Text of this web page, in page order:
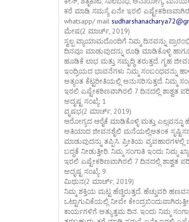
ಕರೆ ಮಾಡಿ ಸಮಸ್ಯೆ ಏನೇ ಇರಲಿ
whatsapp/ mail
ಮೇಷ(2 ಮಾರ್ಚ್, 2019)
ಸ್ವಲ್ಪ ವ್ಯಾಯಾಮದೊಂದಿಗೆ ನಿಮ್ಮ ದಿನವನ್ನು
ದಿನವೂ ಮಾಡುವುದನ್ನು ರೂಢಿ ಮಾಡಿಕೊಳ್ಳಿ ಹಾಗೂ
ಹೂಡಿಕೆ ಲಾಭ ಮತ್ತು ಸಮೃದ್ಧಿ ತರುತ್ತದೆ. ಗೃಹ
ಇಂದ್ರಿಯದ ಭಾವನೆಗಳು ನಿಮ್ಮ ಸಂಬಂಧವನ್ನು
ಅತ್ಯಂತ ಕೆಟ್ಟರೀತಿಯಲ್ಲಿ ಅನುಸರಿಸುತ್ತದೆ. ನಿಮ್ಮ
ಇರಲಿ ಎಷ್ಟೇಕಠಿಣವಾಗಿರಲಿ 7 ದಿನದಲ್ಲಿ ಶಾಶ್ವತ
ಅದೃಷ್ಟ ಸಂಖ್ಯೆ: 1
ವೃಷಭ(2 ಮಾರ್ಚ್, 2019)
ಆರೋಗ್ಯದ ಆರೈಕೆ ಮಾಡಿಕೊಳ್ಳಿ ಮತ್ತು
ಅತಿಯಾದ ಜೀವನಶೈಲಿ ಮನೆಯಲ್ಲಿಆತಂಕ
ಮಾಡುವುದನ್ನು ತಪ್ಪಿಸಿ. ಪ್ರೀತಿಯ
ಬದ್ಧತೆ ನೀಡುತ್ತೀರಿ. ನಿಮ್ಮ ಸಂಗಾತಿ ಇಂದು
ಇರಲಿ ಎಷ್ಟೇಕಠಿಣವಾಗಿರಲಿ 7 ದಿನದಲ್ಲಿ ಶಾಶ್ವತ
ಅದೃಷ್ಟ ಸಂಖ್ಯೆ: 9
ಮಿಥುನ(2 ಮಾರ್ಚ್, 2019)
ನಿಮ್ಮ ಶಕ್ತಿಯ ಮಟ್ಟ ಹೆಚ್ಚಿರುತ್ತದೆ. ಹೆಚ್ಚುವರಿ
ಒಟ್ಟಾಗುವಿಕೆಯಲ್ಲಿ ನೀವೇ
ಕಾರ್ಯಗಳಿಗೆ ಅತ್ಯುತ್ತಮ ದಿನ. ಇಂದು ನಿಮ್ಮ